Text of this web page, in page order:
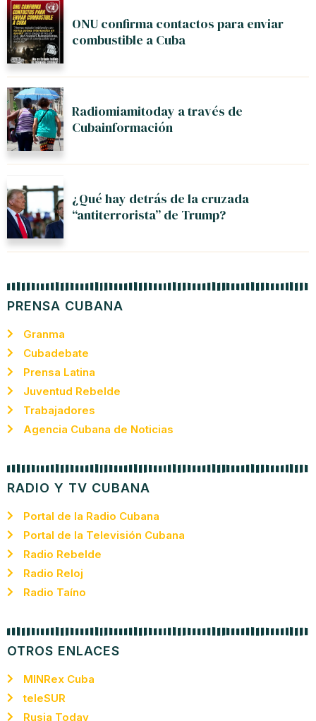
ONU confirma contactos para enviar
combustible a Cuba
Radiomiamitoday a través de
Cubainformación
¿Qué hay detrás de la cruzada
“antiterrorista” de Trump?
PRENSA CUBANA
Granma
Cubadebate
Prensa Latina
Juventud Rebelde
Trabajadores
Agencia Cubana de Noticias
RADIO Y TV CUBANA
Portal de la Radio Cubana
Portal de la Televisión Cubana
Radio Rebelde
Radio Reloj
Radio Taíno
OTROS ENLACES
MINRex Cuba
teleSUR
Rusia Today